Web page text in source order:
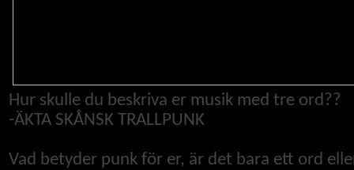
Hur skulle du beskriva er musik med tre ord??
-ÄKTA SKÅNSK TRALLPUNK
Vad betyder punk för er, är det bara ett ord